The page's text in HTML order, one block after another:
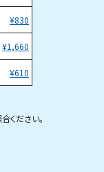
¥830
¥1,660
¥610
ください。